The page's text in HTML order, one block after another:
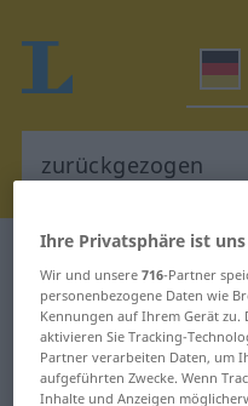
Deutsch-Slowenisch
Deutsch-
für
Ihre Privatsphäre ist
Wir und unsere716-Partner
personenbezogene Daten wie
Kennungen auf Ihrem Gerät zu.
aktivieren Sie Tracking-
Partner verarbeiten Daten, um
aufgeführten Zwecke. Wenn
Inhalte und Anzeigen